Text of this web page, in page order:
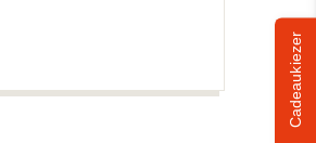
€ 3,99
Cadeaukiezer